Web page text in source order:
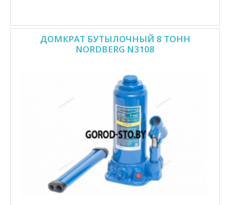
ДОМКРАТ БУТЫЛОЧНЫЙ 8 ТОНН
NORDBERG N3108